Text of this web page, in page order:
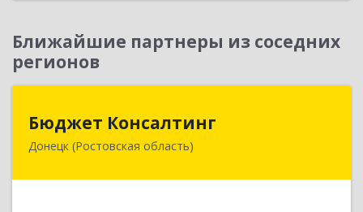
Ближайшие партнеры из соседних
регионов
Бюджет Консалтинг
Донецк (Ростовская область)
346338, Ростовская обл, г.о. Город Донецк,